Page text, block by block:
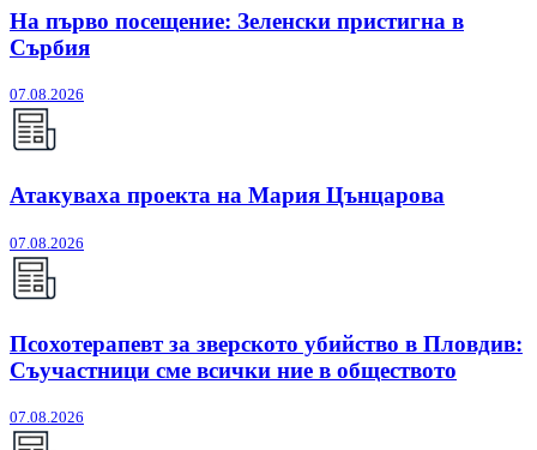
На първо посещение: Зеленски пристигна в
Сърбия
07.08.2026
Атакуваха проекта на Мария Цънцарова
07.08.2026
Псохотерапевт за зверското убийство в Пловдив:
Съучастници сме всички ние в обществото
07.08.2026